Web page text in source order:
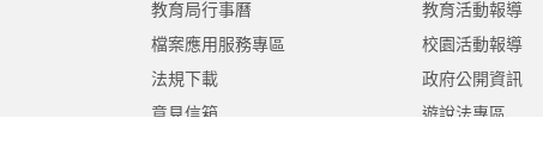
教育局行事曆
檔案應用服務專區
法規下載
意見信箱
教育活動報導
校園活動報導
政府公開資訊
遊說法專區